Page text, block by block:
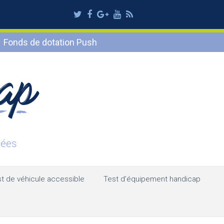
Twitter
Facebook
Google
Plus
Youtube
RSS
Fonds de dotation Push
de véhicule accessible Test d’équipement handicap